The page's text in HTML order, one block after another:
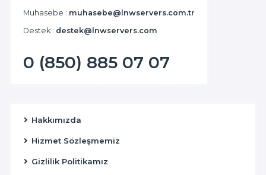
Muhasebe : muhasebe@lnwservers.com.tr
Destek : destek@lnwservers.com
0 (850) 885 07 07
Hakkımızda
Hizmet Sözleşmemiz
Gizlilik Politikamız